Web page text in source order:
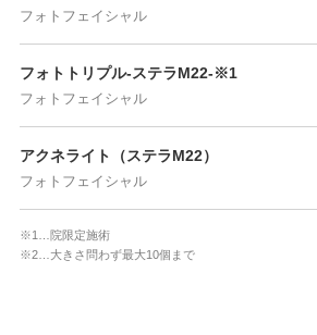
フォトフェイシャル
フォトトリプル-ステラM22-※1
フォトフェイシャル
アクネライト（ステラM22）
フォトフェイシャル
※1…院限定施術
※2…大きさ問わず最大10個まで